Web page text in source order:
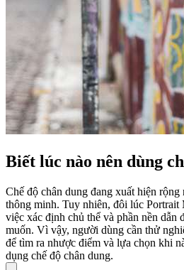
Biết lúc nào nên dùng
Chế độ chân dung đang xuất hiện rộng
thông minh. Tuy nhiên, đôi lúc Portrait
việc xác định chủ thể và phần nền dẫn
muốn. Vì vậy, người dùng cần thử
để tìm ra nhược điểm và lựa chọn khi
dụng chế độ chân dung.